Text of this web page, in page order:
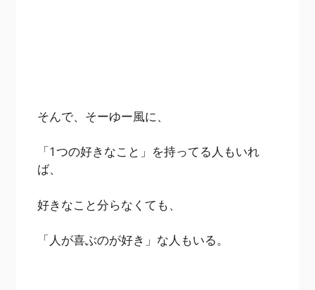
そんで、そーゆー風に、
「1つの好きなこと」を持ってる人もいれ
ば、
好きなこと分らなくても、
「人が喜ぶのが好き」な人もいる。